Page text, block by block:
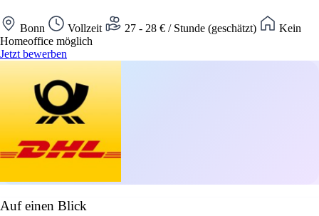
Bonn Vollzeit 27 - 28 € / Stunde (geschätzt)
Kein
Homeoffice möglich
Jetzt bewerben
Auf einen Blick